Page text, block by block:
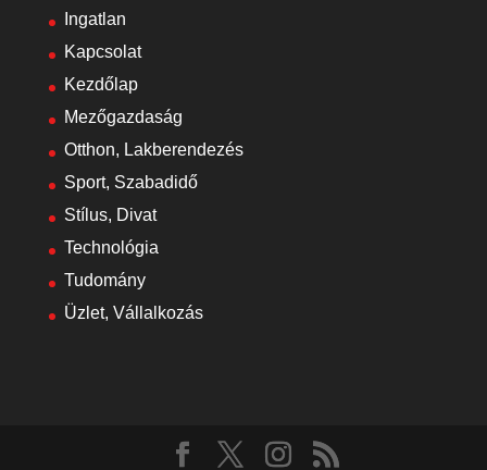
Ingatlan
Kapcsolat
Kezdőlap
Mezőgazdaság
Otthon, Lakberendezés
Sport, Szabadidő
Stílus, Divat
Technológia
Tudomány
Üzlet, Vállalkozás